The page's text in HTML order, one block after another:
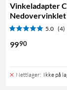
Vinkeladapter
Nedovervinklet
5.0 (4)
9990
Nettlager: Ikke på